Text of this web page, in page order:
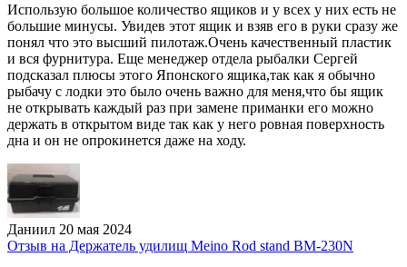
Использую большое количество ящиков и у всех у них есть не
большие минусы. Увидев этот ящик и взяв его в руки сразу же
понял что это высший пилотаж.Очень качественный пластик
и вся фурнитура. Еще менеджер отдела рыбалки Сергей
подсказал плюсы этого Японского ящика,так как я обычно
рыбачу с лодки это было очень важно для меня,что бы ящик
не открывать каждый раз при замене приманки его можно
держать в открытом виде так как у него ровная поверхность
дна и он не опрокинется даже на ходу.
Даниил 20 мая 2024
Отзыв на Держатель удилищ Meino Rod stand BM-230N